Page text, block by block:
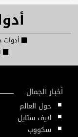
أدوات
أخبار الجمال
حول العالم
لايف ستايل
سكووب